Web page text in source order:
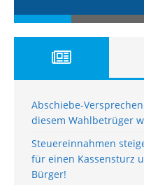
Abschiebe-
diesem Wahlbetrüger
Steuereinnahmen
für einen Kassensturz
Bürger!